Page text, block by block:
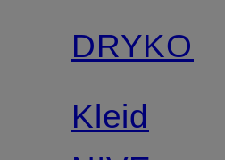
DRYKORN
Kleid